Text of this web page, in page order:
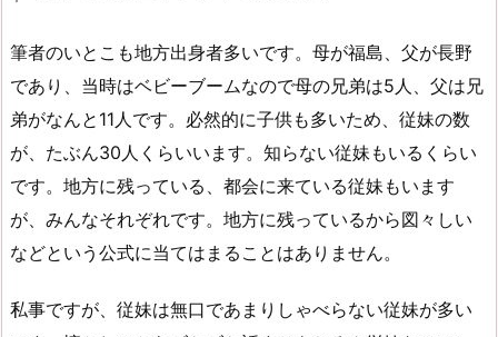
筆者のいとこも地方出身者多いです。母が福島、父が長野
であり、当時はベビーブームなので母の兄弟は5人、父は兄
弟がなんと11人です。必然的に子供も多いため、従妹の数
が、たぶん30人くらいいます。知らない従妹もいるくらい
です。地方に残っている、都会に来ている従妹もいます
が、みんなそれぞれです。地方に残っているから図々しい
などという公式に当てはまることはありません。
私事ですが、従妹は無口であまりしゃべらない従妹が多い